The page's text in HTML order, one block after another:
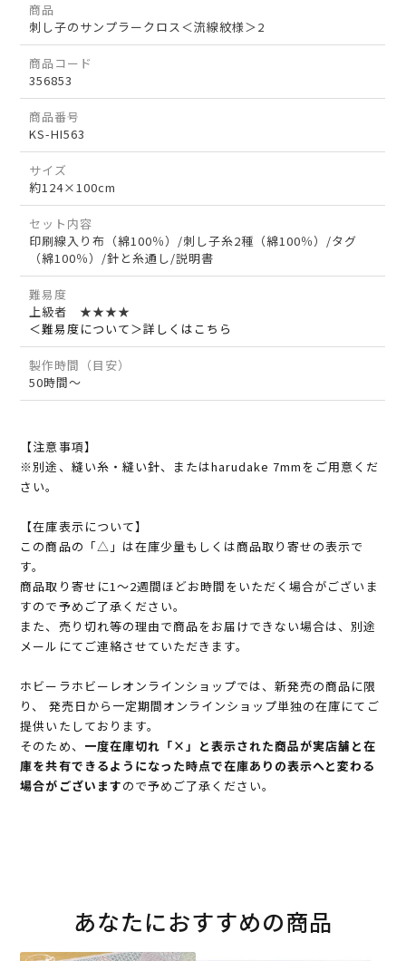
商品
刺し子のサンプラークロス＜流線紋様＞2
商品コード
356853
商品番号
KS-HI563
サイズ
約124×100cm
セット内容
印刷線入り布（綿100％）/刺し子糸2種（綿100％）/タグ
（綿100％）/針と糸通し/説明書
難易度
上級者 ★★★★
＜難易度について＞詳しくはこちら
製作時間（目安）
50時間～
【注意事項】
※別途、縫い糸・縫い針、またはharudake 7mmをご用意くだ
さい。
【在庫表示について】
この商品の「△」は在庫少量もしくは商品取り寄せの表示で
す。
商品取り寄せに1～2週間ほどお時間をいただく場合がございま
すので予めご了承ください。
また、売り切れ等の理由で商品をお届けできない場合は、別途
メールにてご連絡させていただきます。
ホビーラホビーレオンラインショップでは、新発売の商品に限
り、 発売日から一定期間オンラインショップ単独の在庫にてご
提供いたしております。
そのため、 一度在庫切れ「×」と表示された商品が実店舗と在
庫を共有できるようになった時点で在庫ありの表示へと変わる
場合がございますので予めご了承ください。
あなたにおすすめの商品